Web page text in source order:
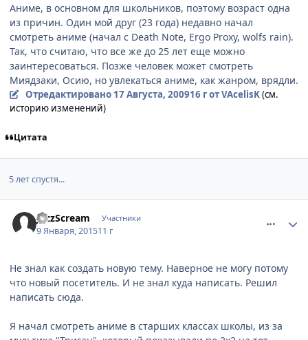
Аниме, в основном для школьников, поэтому возраст одна
из причин. Один мой друг (23 года) недавно начал
смотреть аниме (начал с Death Note, Ergo Proxy, wolfs rain).
Так, что считаю, что все же до 25 лет еще можно
заинтересоваться. Позже человек может смотреть
Миядзаки, Осию, но увлекаться аниме, как жанром, врядли.
Отредактировано 17 Августа, 200916 гот VAcelisK(см.
историю изменений)
Цитата
5 лет спустя...
JazzScream Участники
9 Января, 201511 г
Не знал как создать новую тему. Наверное не могу потому
что новый посетитель. И не знал куда написать. Решил
написать сюда.
Я начал смотреть аниме в старших классах школы, из за